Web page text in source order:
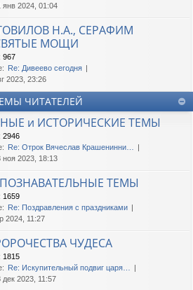
янв 2024, 01:04
Н.А., СЕРАФИМ
МОЩИ
967
Re: Дивеево сегодня
2023, 23:26
ЧИТАТЕЛЕЙ
и ИСТОРИЧЕСКИЕ ТЕМЫ
2946
Re: Отрок Вячеслав Крашенинни…
ноя 2023, 18:13
ТЕМЫ
1659
Re: Поздравления с праздниками
2024, 11:27
ЧУДЕСА
1815
Re: Искупительный подвиг царя…
дек 2023, 11:57